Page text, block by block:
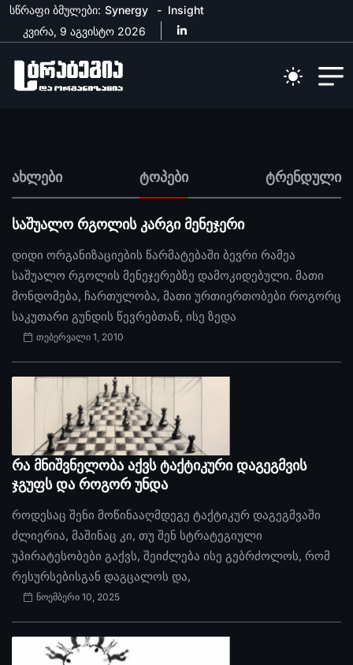
სწრაფი ბმულები: Synergy
Insight
კვირა, 9 აგვისტო 2026
ახლები ტოპები ტრენდული
საშუალო რგოლის კარგი მენეჯერი
დიდი ორგანიზაციების წარმატებაში ბევრი რამეა
საშუალო რგოლის მენეჯერებზე დამოკიდებული. მათი
მონდომება, ჩართულობა, მათი ურთიერთობები როგორც
საკუთარი გუნდის წევრებთან, ისე ზედა
თებერვალი 1, 2010
რა მნიშვნელობა აქვს ტაქტიკური დაგეგმვის
ჯგუფს და როგორ უნდა
როდესაც შენი მოწინააღმდეგე ტაქტიკურ დაგეგმვაში
ძლიერია, მაშინაც კი, თუ შენ სტრატეგიული
უპირატესობები გაქვს, შეიძლება ისე გებრძოლოს, რომ
რესურსებისგან დაგცალოს და,
ნოემბერი 10, 2025